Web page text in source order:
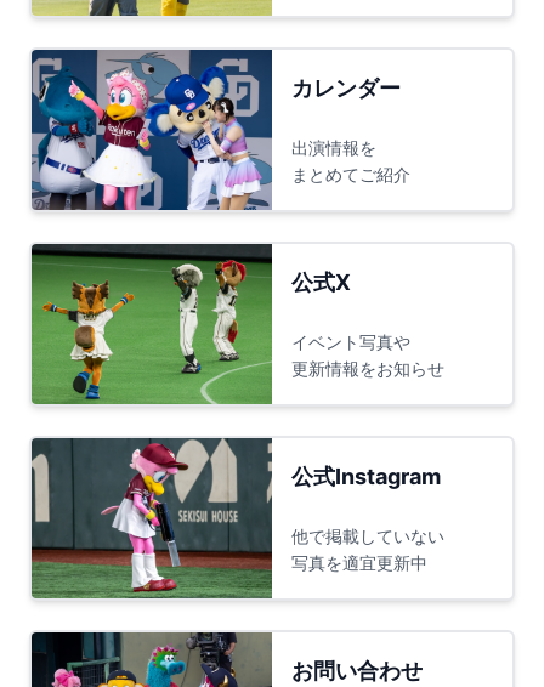
カレンダー
出演情報を
まとめてご紹介
公式X
イベント写真や
更新情報をお知らせ
公式Instagram
他で掲載していない
写真を適宜更新中
お問い合わせ